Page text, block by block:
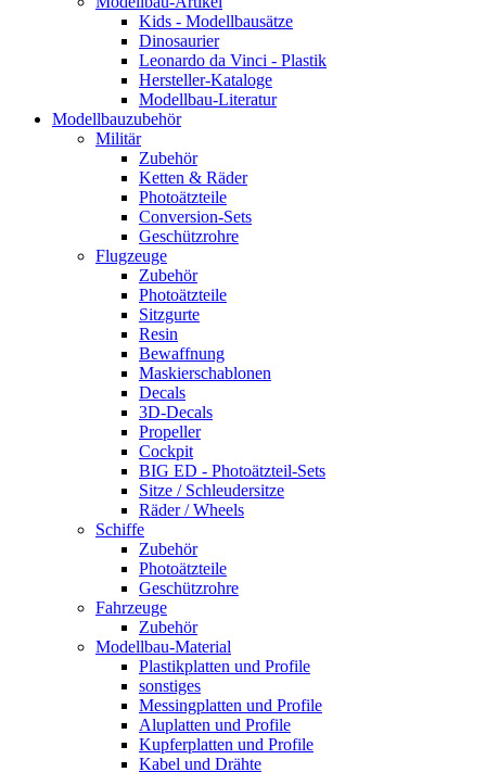
Kids - Modellbausätze
Dinosaurier
Leonardo da Vinci - Plastik
Hersteller-Kataloge
Modellbau-Literatur
Modellbauzubehör
Militär
Zubehör
Ketten & Räder
Photoätzteile
Conversion-Sets
Geschützrohre
Flugzeuge
Zubehör
Photoätzteile
Sitzgurte
Resin
Bewaffnung
Maskierschablonen
Decals
3D-Decals
Propeller
Cockpit
BIG ED - Photoätzteil-Sets
Sitze / Schleudersitze
Räder / Wheels
Schiffe
Zubehör
Photoätzteile
Geschützrohre
Fahrzeuge
Zubehör
Modellbau-Material
Plastikplatten und Profile
sonstiges
Messingplatten und Profile
Aluplatten und Profile
Kupferplatten und Profile
Kabel und Drähte